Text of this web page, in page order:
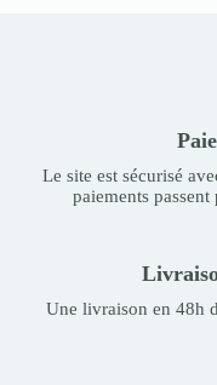
Le site est sécurisé
paiements
Une livraison en 48h